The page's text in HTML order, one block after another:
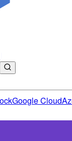
Google Cloud